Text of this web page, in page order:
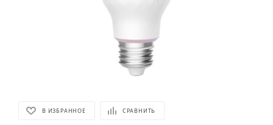
В ИЗБРАННОЕ СРАВНИТЬ